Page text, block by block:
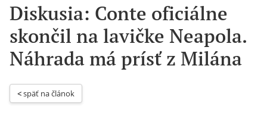
Diskusia: Conte oficiálne
skončil na lavičke Neapola.
Náhrada má prísť z Milána
< späť na článok